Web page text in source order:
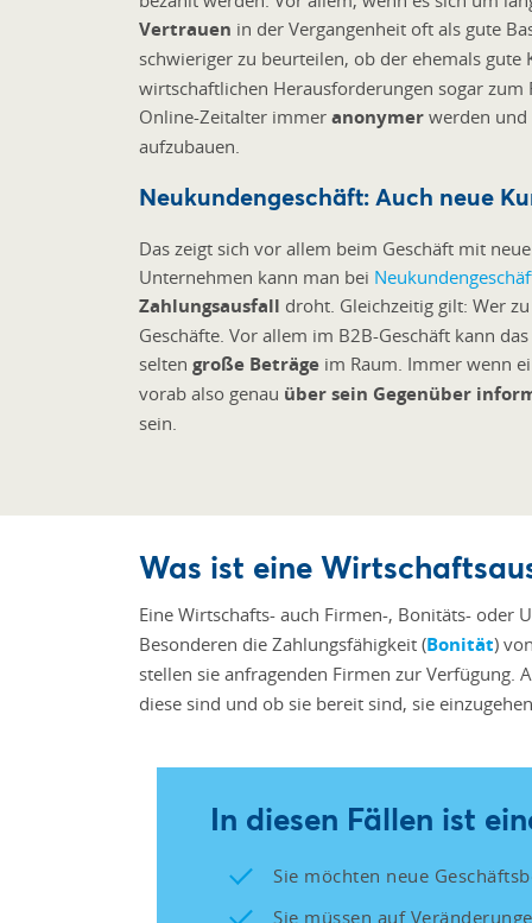
Vertrauen in der Vergangenheit oft als gute
schwieriger zu beurteilen, ob der ehemals gute
wirtschaftlichen Herausforderungen sogar
Online-Zeitalter immer anonymer werden und
aufzubauen.
Neukundengeschäft: Auch neue
Das zeigt sich vor allem beim Geschäft mit
Unternehmen kann man bei
Zahlungsausfall droht. Gleichzeitig gilt: Wer
Geschäfte. Vor allem im B2B-Geschäft kann
selten große Beträge im Raum. Immer wenn
vorab also genau über sein Gegenüber
sein.
Was ist eine
Eine Wirtschafts- auch Firmen-, Bonitäts-
Besonderen die Zahlungsfähigkeit (Bonität)
stellen sie anfragenden Firmen zur Verfügung.
diese sind und ob sie bereit sind, sie
In diesen Fällen ist
Sie möchten neue
Sie müssen auf